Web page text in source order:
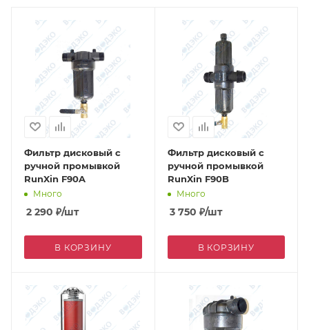
Фильтр дисковый с
ручной промывкой
RunXin F90A
Много
2 290 ₽/шт
В КОРЗИНУ
Фильтр дисковый с
ручной промывкой
RunXin F90B
Много
3 750 ₽/шт
В КОРЗИНУ